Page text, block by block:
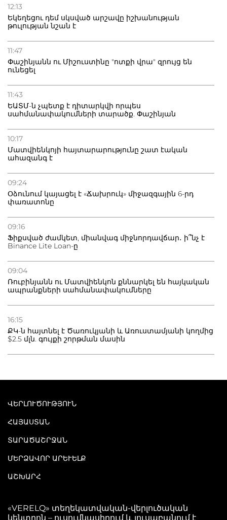
12:13
Եկեղեցու դեմ սկսված արշավը իշխանության
թուլության նշան է
11:47
Փաշինյանն ու Միշուստինը "ոտքի վրա" զրույց են
ունեցել
11:43
ԵԱՏՄ-ն չպետք է դիտարկվի որպես
սահմանափակումների տարածք. Փաշինյան
10:17
Մատվիենկոյի հայտարարությունը շատ էական
ահազանգ է
09:24
Օձունում կայացել է «Ճախրուկ» միջազգային 6-րդ
փառատոնը
09:16
Ֆիքսված ժամկետ, միանվագ միջնորդավճար․ ի՞նչ է
Binance Lite Loan-ը
09:04
Ռուբինյանն ու Մատվիենկոն քննարկել են հայկական
ապրանքների սահմանափակումները
16:15
ՔԿ-ն հայտնել է Ծառուկյանի և Առուստամյանի կողմից
$2.5 մլն. գույքի շորթման մասին
ՎԵՐԼՈՒԾՈՒԹՅՈՒՆ
ՀԱՅԱՍՏԱՆ
ՏԱՐԱԾԱՇՐՋԱՆ
ՄԵՐՁԱՎՈՐ ԱՐԵՒԵԼՔ
ԱՇԽԱՐՀ
«VERELQ» տեղեկատվական-վերլուծական
կենտրոն – ուսումնասիրում և լուսաբանում է